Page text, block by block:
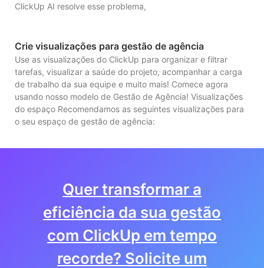
ClickUp AI resolve esse problema,
Crie visualizações para gestão de agência
Use as visualizações do ClickUp para organizar e filtrar
tarefas, visualizar a saúde do projeto, acompanhar a carga
de trabalho da sua equipe e muito mais! Comece agora
usando nosso modelo de Gestão de Agência! Visualizações
do espaço Recomendamos as seguintes visualizações para
o seu espaço de gestão de agência:
Quer transformar a
eficiência da sua gestão
com ClickUp em tempo
recorde? Solicite um